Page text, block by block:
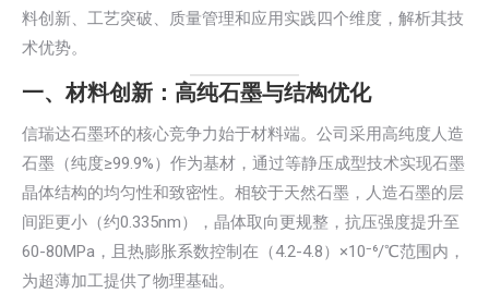
料创新、工艺突破、质量管理和应用实践四个维度，解析其技
术优势。
一、材料创新：高纯石墨与结构优化
信瑞达石墨环的核心竞争力始于材料端。公司采用高纯度人造
石墨（纯度≥99.9%）作为基材，通过等静压成型技术实现石墨
晶体结构的均匀性和致密性。相较于天然石墨，人造石墨的层
间距更小（约0.335nm），晶体取向更规整，抗压强度提升至
60-80MPa，且热膨胀系数控制在（4.2-4.8）×10⁻⁶/℃范围内，
为超薄加工提供了物理基础。